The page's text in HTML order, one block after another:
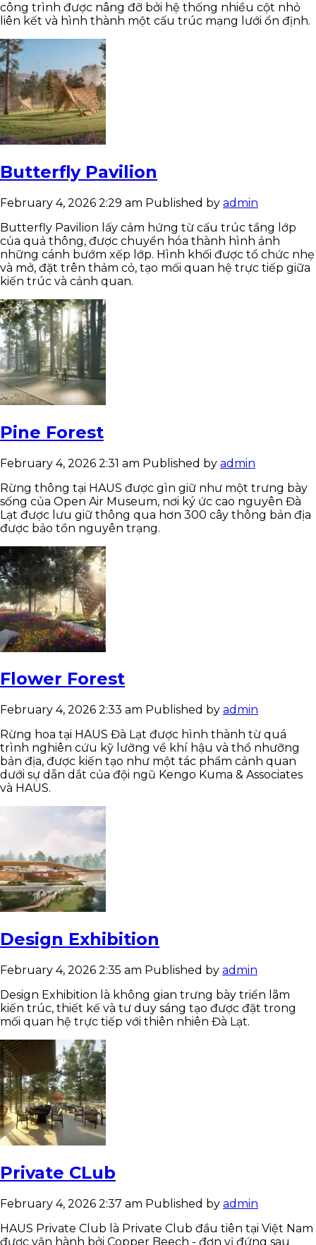
công trình được nâng đỡ bởi hệ thống nhiều cột nhỏ
liên kết và hình thành một cấu trúc mạng lưới ổn định.
Butterfly Pavilion
February 4, 2026 2:29 am Published by admin
Butterfly Pavilion lấy cảm hứng từ cấu trúc tầng lớp
của quả thông, được chuyển hóa thành hình ảnh
những cánh bướm xếp lớp. Hình khối được tổ chức nhẹ
và mở, đặt trên thảm cỏ, tạo mối quan hệ trực tiếp giữa
kiến trúc và cảnh quan.
Pine Forest
February 4, 2026 2:31 am Published by admin
Rừng thông tại HAUS được gìn giữ như một trưng bày
sống của Open Air Museum, nơi ký ức cao nguyên Đà
Lạt được lưu giữ thông qua hơn 300 cây thông bản địa
được bảo tồn nguyên trạng.
Flower Forest
February 4, 2026 2:33 am Published by admin
Rừng hoa tại HAUS Đà Lạt được hình thành từ quá
trình nghiên cứu kỹ lưỡng về khí hậu và thổ nhưỡng
bản địa, được kiến tạo như một tác phẩm cảnh quan
dưới sự dẫn dắt của đội ngũ Kengo Kuma & Associates
và HAUS.
Design Exhibition
February 4, 2026 2:35 am Published by admin
Design Exhibition là không gian trưng bày triển lãm
kiến trúc, thiết kế và tư duy sáng tạo được đặt trong
mối quan hệ trực tiếp với thiên nhiên Đà Lạt.
Private CLub
February 4, 2026 2:37 am Published by admin
HAUS Private Club là Private Club đầu tiên tại Việt Nam
được vận hành bởi Copper Beech - đơn vị đứng sau